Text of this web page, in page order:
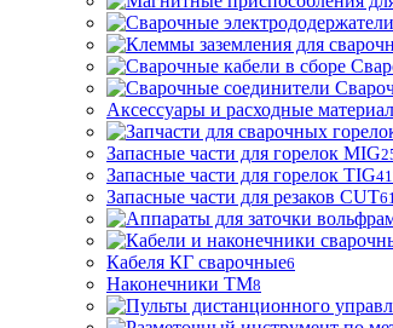
Аксессуары и расходные
Запасные части для горелок MIG
Запасные части для горелок TIG
Запасные части для резаков CUT
Кабеля КГ сварочные6
Наконечники ТМ8